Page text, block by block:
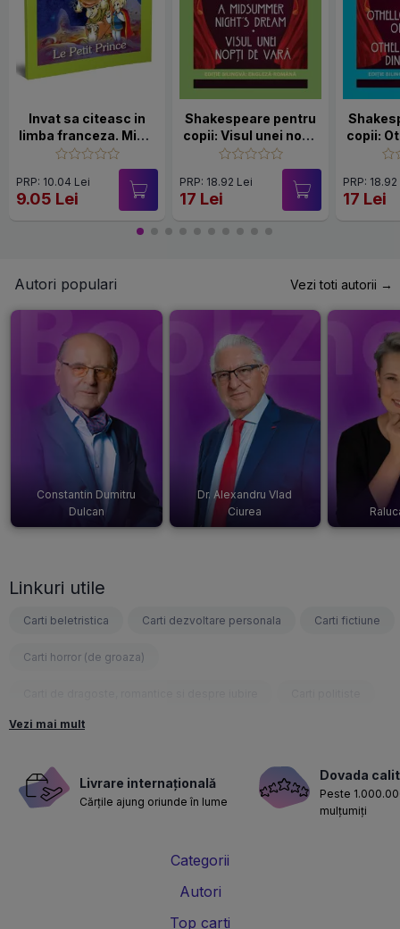
Invat sa citeasc in
limba franceza. Micul
print
PRP: 10.04 Lei
9.05 Lei
Shakespeare pentru
copii: Visul unei nopți
de vară (Ediție
bilingvă, incl.
Audiobook)
PRP: 18.92 Lei
17 Lei
copii:
din
PRP:
17 Lei
Autori populari Vezi toti autorii →
Constantin Dumitru
Dulcan
Dr. Alexandru Vlad
Ciurea
Linkuri utile
Carti beletristica Carti dezvoltare personala Carti fictiune
Carti horror (de groaza)
Carti fantasy
Carti nutritie, sanatate si de slabit Carti diete
Carti despre sarcina si nastere Carti educatie financiara
Vezi mai mult
Livrare internațională
Cărțile ajung oriunde în lume
Dovada
Peste
mulțumiți
Categorii
Autori
Top carti